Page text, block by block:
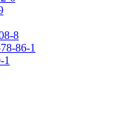
8
86-1
1